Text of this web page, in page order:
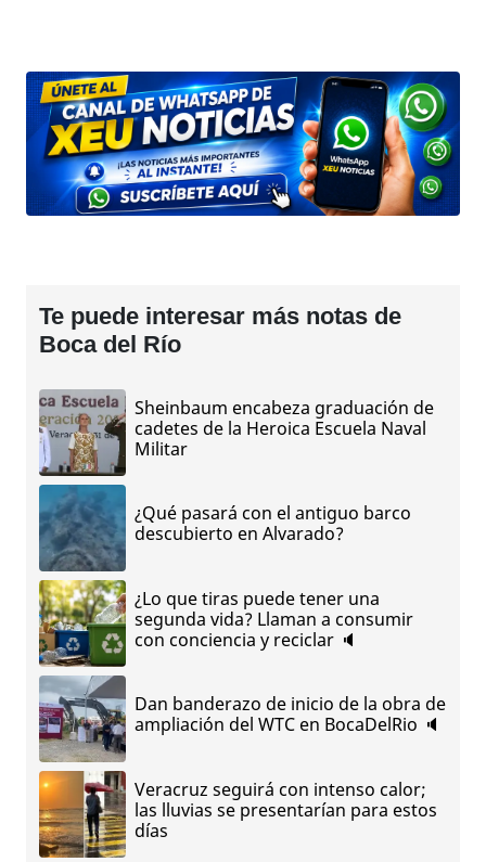
Te puede interesar más notas de
Boca del Río
Sheinbaum encabeza graduación de
cadetes de la Heroica Escuela Naval
Militar
¿Qué pasará con el antiguo barco
descubierto en Alvarado?
¿Lo que tiras puede tener una
segunda vida? Llaman a consumir
con conciencia y reciclar 🔈
Dan banderazo de inicio de la obra de
ampliación del WTC en BocaDelRio 🔈
Veracruz seguirá con intenso calor;
las lluvias se presentarían para estos
días